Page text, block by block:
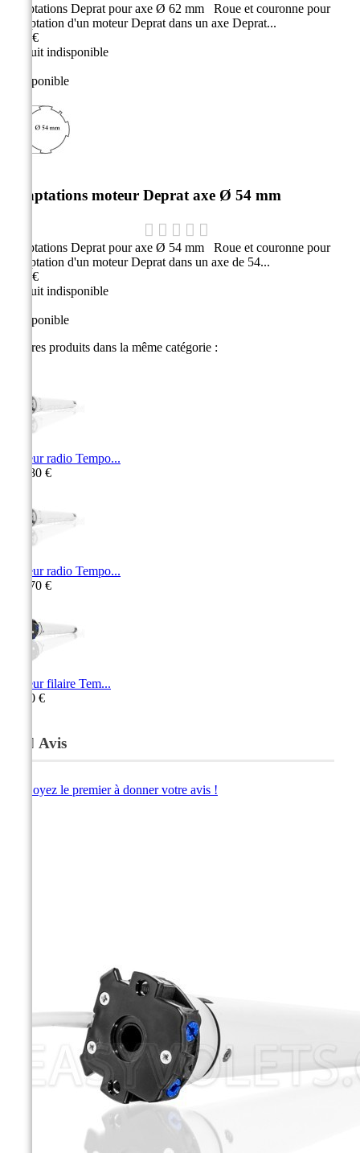
Adaptations Deprat pour axe Ø 62 mm Roue et couronne pour
l'adaptation d'un moteur Deprat dans un axe Deprat...
2,90 €
Produit indisponible
Indisponible
Adaptations moteur Deprat axe Ø 54 mm
Adaptations Deprat pour axe Ø 54 mm Roue et couronne pour
l'adaptation d'un moteur Deprat dans un axe de 54...
2,90 €
Produit indisponible
Indisponible
3 autres produits dans la même catégorie :
Moteur radio Tempo...
141,80 €
Moteur radio Tempo...
127,70 €
Moteur filaire Tem...
78,30 €
Avis
Soyez le premier à donner votre avis !